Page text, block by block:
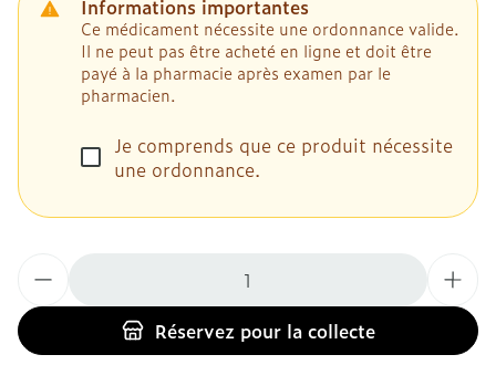
Informations importantes
Ce médicament nécessite une ordonnance valide.
Il ne peut pas être acheté en ligne et doit être
payé à la pharmacie après examen par le
pharmacien.
Je comprends que ce produit nécessite
une ordonnance.
Réservezpour la collecte